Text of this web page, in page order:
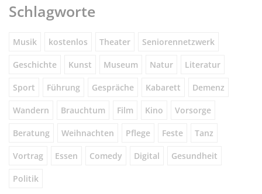
Schlagworte
Musik kostenlos Theater Seniorennetzwerk
Geschichte Kunst Museum Natur Literatur
Sport Führung Gespräche Kabarett Demenz
Wandern Brauchtum Film Kino Vorsorge
Beratung Weihnachten Pflege Feste Tanz
Vortrag Essen Comedy Digital Gesundheit
Politik